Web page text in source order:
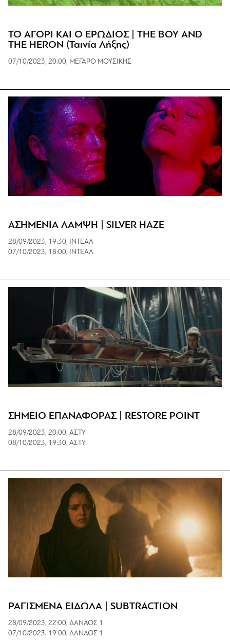
ΤΟ ΑΓΟΡΙ ΚΑΙ Ο ΕΡΩΔΙΟΣ | THE BOY AND
THE HERON (Ταινία Λήξης)
07/10/2023, 20:00, ΜΕΓΑΡΟ ΜΟΥΣΙΚΗΣ
ΑΣΗΜΕΝΙΑ ΛΑΜΨΗ | SILVER HAZE
28/09/2023, 19:30, ΙΝΤΕΑΛ
07/10/2023, 18:00, ΙΝΤΕΑΛ
ΣΗΜΕΙΟ ΕΠΑΝΑΦΟΡΑΣ | RESTORE POINT
28/09/2023, 20:00, ΑΣΤΥ
08/10/2023, 19:30, ΑΣΤΥ
ΡΑΓΙΣΜΕΝΑ ΕΙΔΩΛΑ | SUBTRACTION
28/09/2023, 22:00, ΔΑΝΑΟΣ 1
07/10/2023, 19.00, ΔΑΝΑΟΣ 1